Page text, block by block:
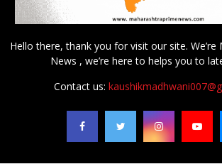
Hello there, thank you for visit our site. We’re
News , we’re here to helps you to
Contact us: